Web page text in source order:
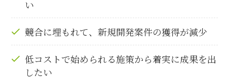
い
競合に埋もれて、新規開発案件の獲得が減少
低コストで始められる施策から着実に成果を出
したい